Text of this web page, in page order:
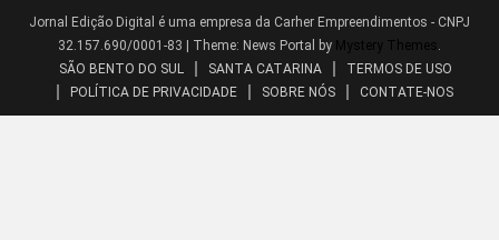
Jornal Edição Digital é uma empresa da Carher Empreendimentos - CNPJ
32.157.690/0001-83 | Theme: News Portal by Mystery Themes
SÃO BENTO DO SUL
SANTA CATARINA
TERMOS DE USO
POLÍTICA DE PRIVACIDADE
SOBRE NÓS CONTATE-NOS